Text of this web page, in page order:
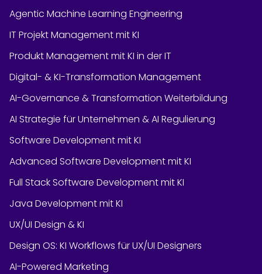
Agentic Machine Learning Engineering
IT Projekt Management mit KI
Produkt Management mit KI in der IT
Digital- & KI-Transformation Management
AI-Governance & Transformation Weiterbildung
AI Strategie für Unternehmen & AI Regulierung
Software Development mit KI
Advanced Software Development mit KI
Full Stack Software Development mit KI
Java Development mit KI
UX/UI Design & KI
Design OS: KI Workflows für UX/UI Designers
AI-Powered Marketing